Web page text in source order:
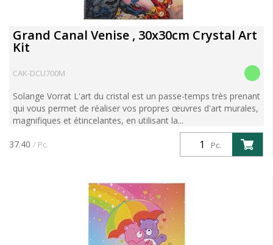
Grand Canal Venise , 30x30cm Crystal Art
Kit
CAK-DCU700M
Solange Vorrat L'art du cristal est un passe-temps très prenant
qui vous permet de réaliser vos propres œuvres d'art murales,
magnifiques et étincelantes, en utilisant la...
Pc.
37.40 / Pc.